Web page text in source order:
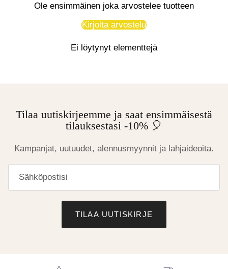
Ole ensimmäinen joka arvostelee tuotteen
Kirjoita arvostelu
Ei löytynyt elementtejä
Tilaa uutiskirjeemme ja saat ensimmäisestä
tilauksestasi -10% 🎈
Kampanjat, uutuudet, alennusmyynnit ja lahjaideoita.
TILAA UUTISKIRJE